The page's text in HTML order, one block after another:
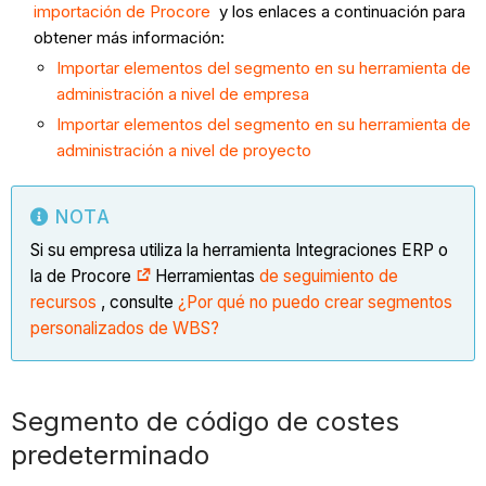
importación de Procore y los enlaces a continuación para
obtener más información:
Importar elementos del segmento en su herramienta de
administración a nivel de empresa
Importar elementos del segmento en su herramienta de
administración a nivel de proyecto
NOTA
Si su empresa utiliza la herramienta Integraciones ERP o
la de Procore
Herramientasde seguimiento de
recursos , consulte ¿Por qué no puedo crear segmentos
personalizados de WBS?
Segmento de código de costes
predeterminado